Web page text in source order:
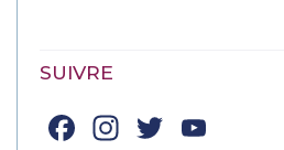
SUIVRE
Facebook
Instagram
Twitter